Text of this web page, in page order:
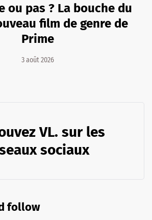
ou pas ? La bouche du
film de genre de
Prime
3 août 2026
VL. sur les
sociaux
follow